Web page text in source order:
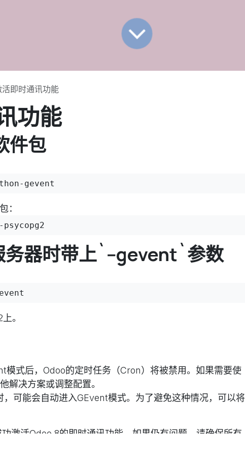
即时通讯功能
功能
件包
gevent
：
务器时带上`--gevent`参数
。
模式后，Odoo的定时任务（Cron）将被禁用。如果需要使
解决方案或调整配置。
，可能会自动进入GEvent模式。为了避免这种情况，可以将
激活Odoo 8的即时通讯功能。如果仍有问题，请确保所有